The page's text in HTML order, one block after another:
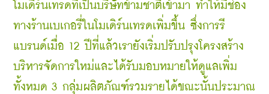
โมเดิร์นเทรดที่เป็นบริษัทข้ามชาติเข้ามา ทำให้มีช่อง
ทางร้านเบเกอรี่ในโมเดิร์นเทรดเพิ่มขึ้น ซึ่งการรี
แบรนด์เมื่อ 12 ปีที่แล้วเรายังเริ่มปรับปรุงโครงสร้าง
บริหารจัดการใหม่และได้รับมอบหมายให้ดูแลเพิ่ม
ทั้งหมด 3 กลุ่มผลิตภัณฑ์รวมรายได้ขณะนั้นประมาณ